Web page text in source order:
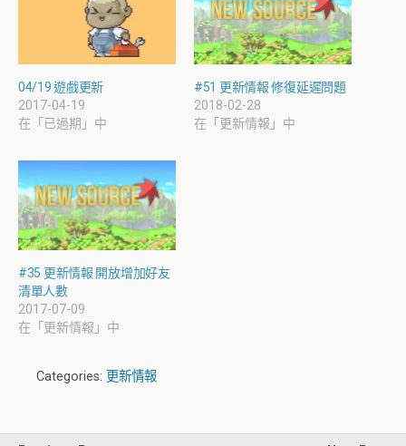
04/19 遊戲更新
2017-04-19
在「已過期」中
#51 更新情報 修復延遲問題
2018-02-28
在「更新情報」中
#35 更新情報 開放增加好友
清單人數
2017-07-09
在「更新情報」中
Categories: 更新情報